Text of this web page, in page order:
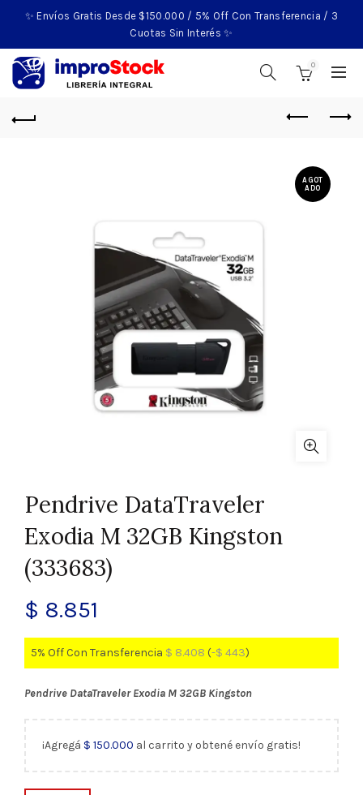
✨ Envíos Gratis Desde $150.000 / 5% Off Con Transferencia / 3
Cuotas Sin Interés ✨
0
AGOT
ADO
Pendrive DataTraveler
Exodia M 32GB Kingston
(333683)
$ 8.851
5% Off Con Transferencia $ 8.408 (-$ 443)
Pendrive DataTraveler Exodia M 32GB Kingston
¡Agregá $ 150.000 al carrito y obtené envío gratis!